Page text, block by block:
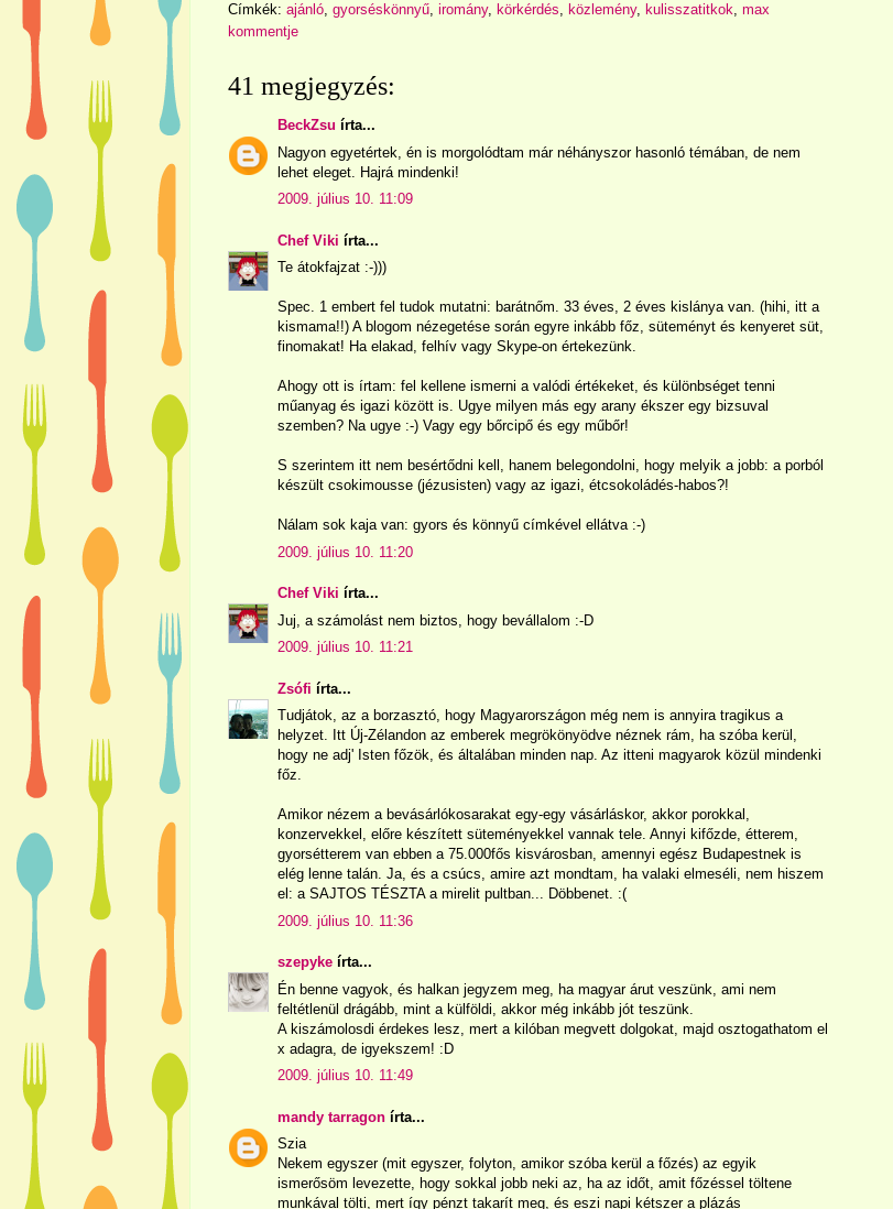
Címkék: ajánló, gyorséskönnyű, iromány, körkérdés, közlemény, kulisszatitkok, max
kommentje
41 megjegyzés:
BeckZsu írta...
Nagyon egyetértek, én is morgolódtam már néhányszor hasonló témában, de nem
lehet eleget. Hajrá mindenki!
2009. július 10. 11:09
Chef Viki írta...
Te átokfajzat :-)))
Spec. 1 embert fel tudok mutatni: barátnőm. 33 éves, 2 éves kislánya van. (hihi, itt a
kismama!!) A blogom nézegetése során egyre inkább főz, süteményt és kenyeret süt,
finomakat! Ha elakad, felhív vagy Skype-on értekezünk.
Ahogy ott is írtam: fel kellene ismerni a valódi értékeket, és különbséget tenni
műanyag és igazi között is. Ugye milyen más egy arany ékszer egy bizsuval
szemben? Na ugye :-) Vagy egy bőrcipő és egy műbőr!
S szerintem itt nem besértődni kell, hanem belegondolni, hogy melyik a jobb: a porból
készült csokimousse (jézusisten) vagy az igazi, étcsokoládés-habos?!
Nálam sok kaja van: gyors és könnyű címkével ellátva :-)
2009. július 10. 11:20
Chef Viki írta...
Juj, a számolást nem biztos, hogy bevállalom :-D
2009. július 10. 11:21
Zsófi írta...
Tudjátok, az a borzasztó, hogy Magyarországon még nem is annyira tragikus a
helyzet. Itt Új-Zélandon az emberek megrökönyödve néznek rám, ha szóba kerül,
hogy ne adj' Isten főzök, és általában minden nap. Az itteni magyarok közül mindenki
főz.
Amikor nézem a bevásárlókosarakat egy-egy vásárláskor, akkor porokkal,
konzervekkel, előre készített süteményekkel vannak tele. Annyi kifőzde, étterem,
gyorsétterem van ebben a 75.000fős kisvárosban, amennyi egész Budapestnek is
elég lenne talán. Ja, és a csúcs, amire azt mondtam, ha valaki elmeséli, nem hiszem
el: a SAJTOS TÉSZTA a mirelit pultban... Döbbenet. :(
2009. július 10. 11:36
szepyke írta...
Én benne vagyok, és halkan jegyzem meg, ha magyar árut veszünk, ami nem
feltétlenül drágább, mint a külföldi, akkor még inkább jót teszünk.
A kiszámolosdi érdekes lesz, mert a kilóban megvett dolgokat, majd osztogathatom el
x adagra, de igyekszem! :D
2009. július 10. 11:49
mandy tarragon írta...
Szia
Nekem egyszer (mit egyszer, folyton, amikor szóba kerül a főzés) az egyik
ismerősöm levezette, hogy sokkal jobb neki az, ha az időt, amit főzéssel töltene
munkával tölti, mert így pénzt takarít meg, és eszi napi kétszer a plázás